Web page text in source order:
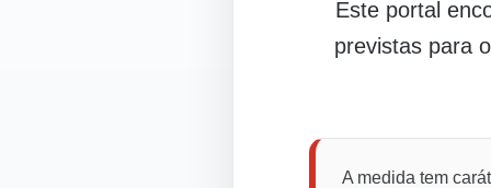
Este portal
previstas para
A medida tem